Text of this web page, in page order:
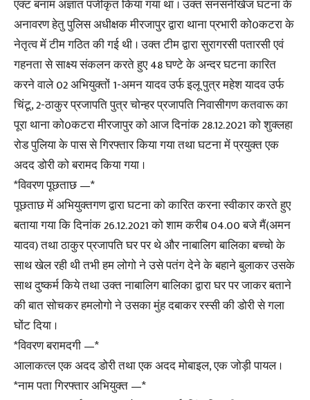
एक्ट बनाम अज्ञात पंजीकृत किया गया था । उक्त सनसनीखेज घटना के
अनावरण हेतु पुलिस अधीक्षक मीरजापुर द्वारा थाना प्रभारी को0कटरा के
नेतृत्व में टीम गठित की गई थी । उक्त टीम द्वारा सुरागरसी पतारसी एवं
गहनता से साक्ष्य संकलन करते हुए 48 घण्टे के अन्दर घटना कारित
करने वाले 02 अभियुक्तों 1-अमन यादव उर्फ इलू पुत्र महेश यादव उर्फ
चिंटू, 2-ठाकुर प्रजापति पुत्र चोन्हर प्रजापति निवासीगण कतवारू का
पूरा थाना को0कटरा मीरजापुर को आज दिनांक 28.12.2021 को शुक्लहा
रोड पुलिया के पास से गिरफ्तार किया गया तथा घटना में प्रयुक्त एक
अदद डोरी को बरामद किया गया ।
*विवरण पूछताछ —*
पूछताछ में अभियुक्तगण द्वारा घटना को कारित करना स्वीकार करते हुए
बताया गया कि दिनांक 26.12.2021 को शाम करीब 04.00 बजे मैं(अमन
यादव) तथा ठाकुर प्रजापति घर पर थे और नाबालिग बालिका बच्चो के
साथ खेल रही थी तभी हम लोगो ने उसे पतंग देने के बहाने बुलाकर उसके
साथ दुष्कर्म किये तथा उक्त नाबालिग बालिका द्वारा घर पर जाकर बताने
की बात सोचकर हमलोगो ने उसका मुंह दबाकर रस्सी की डोरी से गला
घोंट दिया ।
*विवरण बरामदगी —*
आलाकत्ल एक अदद डोरी तथा एक अदद मोबाइल, एक जोड़ी पायल ।
*नाम पता गिरफ्तार अभियुक्त —*